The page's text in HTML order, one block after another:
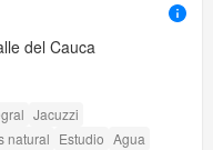
del Cauca
Jacuzzi
natural Estudio Agua